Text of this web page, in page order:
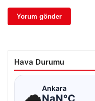
Hava Durumu
☁Ankara
NaN°C